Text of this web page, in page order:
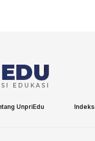
UnpriEdu Indeks